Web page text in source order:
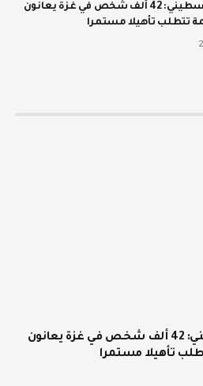
الإحصاء الفلسطيني: 42 ألف شخص في غزة يعانون
تتطلب تأهيلا مستمرا
الإحصاء الفلسطيني: 42 ألف شخص في غزة يعانون
تأهيلا مستمرا